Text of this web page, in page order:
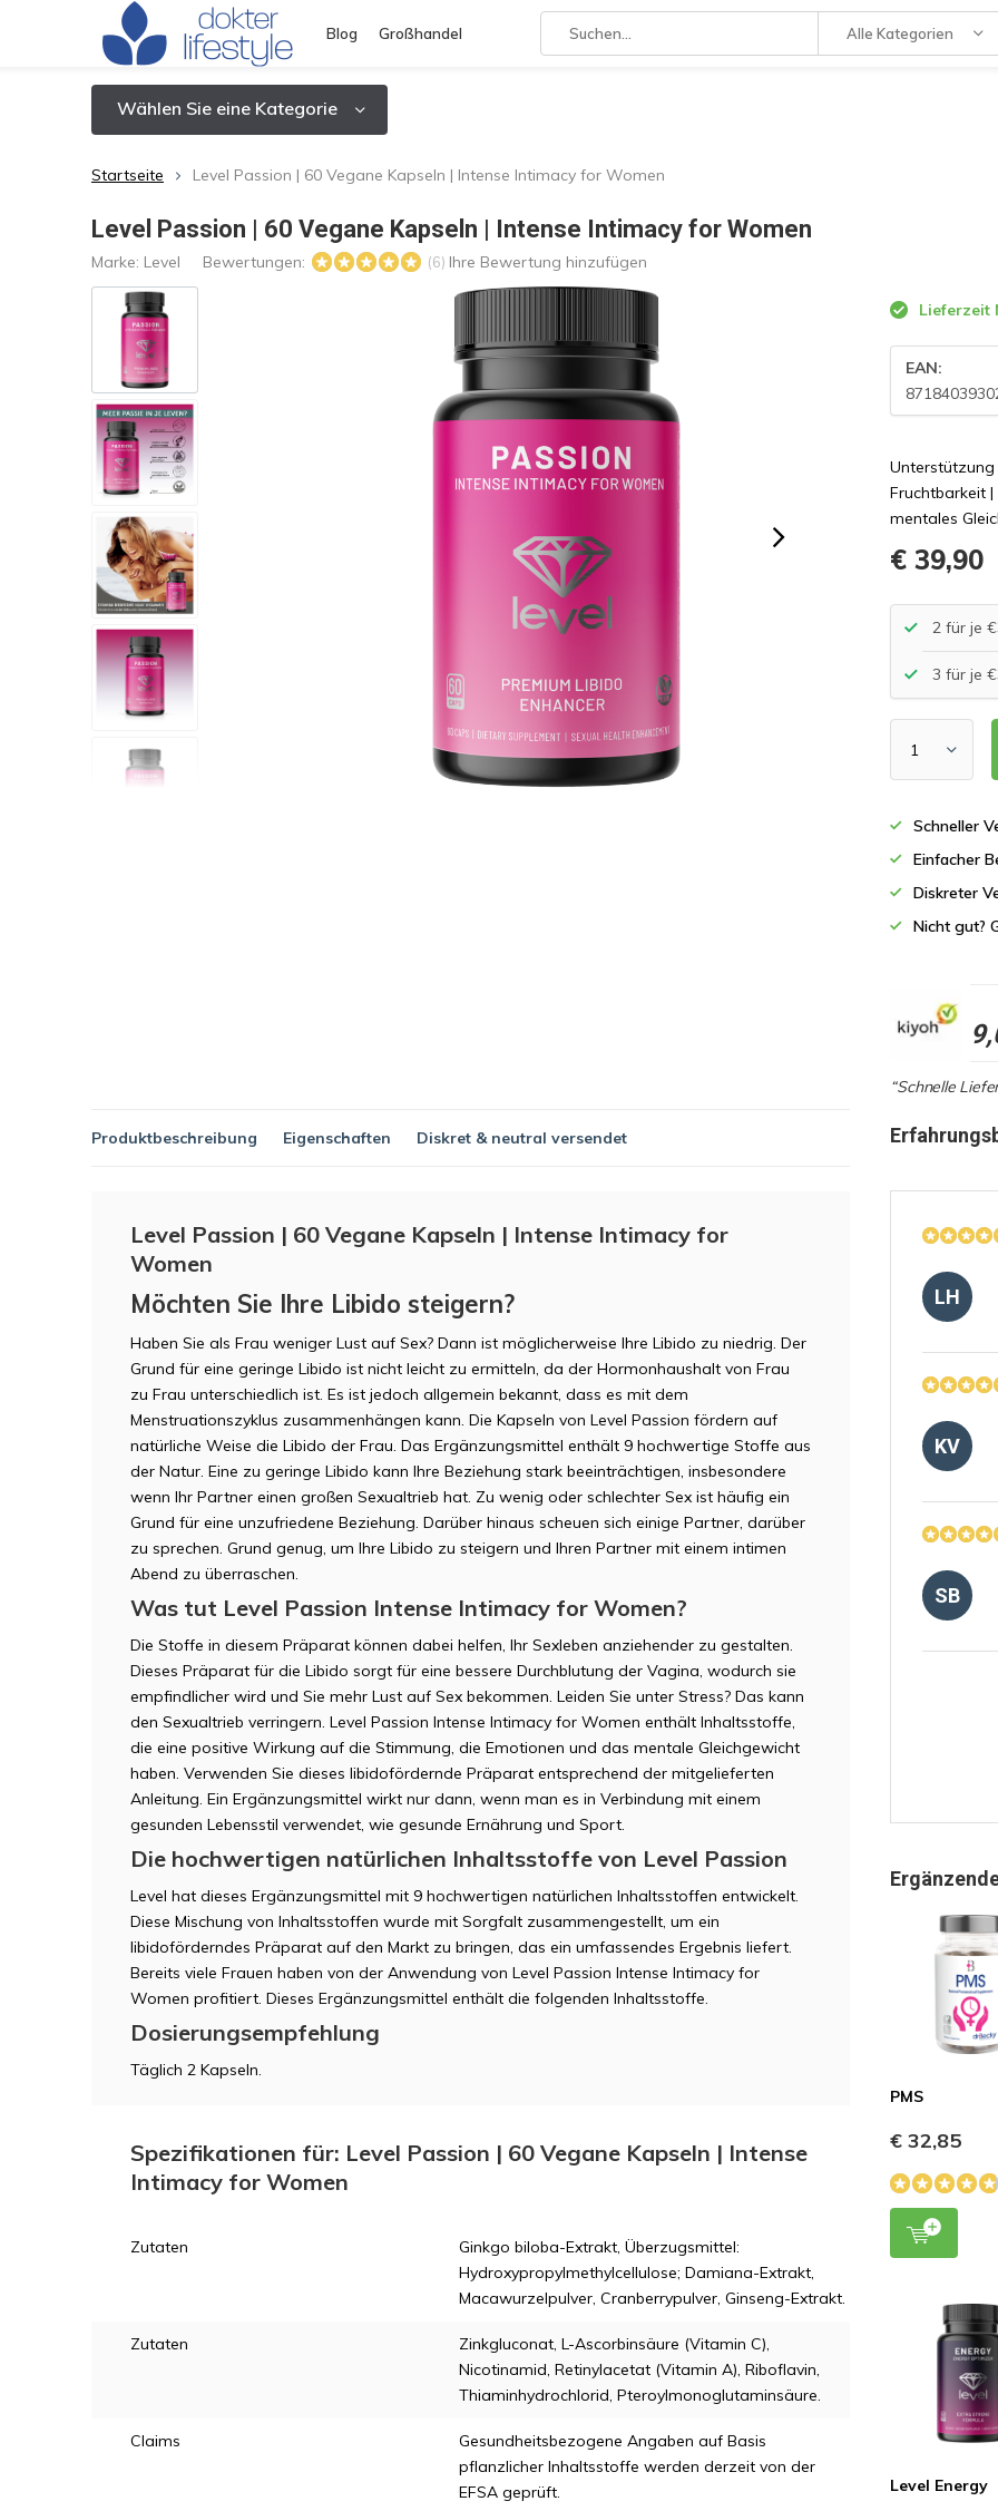
Blog Großhandel Alle Kategorien
Wählen Sie eine Kategorie
Startseite Level Passion | 60 Vegane Kapseln | Intense Intimacy for Women
Level Passion | 60 Vegane Kapseln | Intense Intimacy for Women
Marke: Level Bewertungen: (6) Ihre Bewertung hinzufügen
Lieferzeit
EAN:
Fruchtbarkeit
mentales
€ 39,90
2 für je
3 für je
Schneller
Einfacher
Diskreter
Nicht gut?
“Schnelle
Produktbeschreibung Eigenschaften Diskret & neutral versendet
Level Passion | 60 Vegane Kapseln | Intense Intimacy for
Women
Möchten Sie Ihre Libido steigern?
Haben Sie als Frau weniger Lust auf Sex? Dann ist möglicherweise Ihre Libido zu niedrig. Der
Grund für eine geringe Libido ist nicht leicht zu ermitteln, da der Hormonhaushalt von Frau
zu Frau unterschiedlich ist. Es ist jedoch allgemein bekannt, dass es mit dem
Menstruationszyklus zusammenhängen kann. Die Kapseln von Level Passion fördern auf
natürliche Weise die Libido der Frau. Das Ergänzungsmittel enthält 9 hochwertige Stoffe aus
der Natur. Eine zu geringe Libido kann Ihre Beziehung stark beeinträchtigen, insbesondere
wenn Ihr Partner einen großen Sexualtrieb hat. Zu wenig oder schlechter Sex ist häufig ein
Grund für eine unzufriedene Beziehung. Darüber hinaus scheuen sich einige Partner, darüber
zu sprechen. Grund genug, um Ihre Libido zu steigern und Ihren Partner mit einem intimen
Abend zu überraschen.
Was tut Level Passion Intense Intimacy for Women?
Die Stoffe in diesem Präparat können dabei helfen, Ihr Sexleben anziehender zu gestalten.
Dieses Präparat für die Libido sorgt für eine bessere Durchblutung der Vagina, wodurch sie
empfindlicher wird und Sie mehr Lust auf Sex bekommen. Leiden Sie unter Stress? Das kann
den Sexualtrieb verringern. Level Passion Intense Intimacy for Women enthält Inhaltsstoffe,
die eine positive Wirkung auf die Stimmung, die Emotionen und das mentale Gleichgewicht
haben. Verwenden Sie dieses libidofördernde Präparat entsprechend der mitgelieferten
Anleitung. Ein Ergänzungsmittel wirkt nur dann, wenn man es in Verbindung mit einem
gesunden Lebensstil verwendet, wie gesunde Ernährung und Sport.
Die hochwertigen natürlichen Inhaltsstoffe von Level Passion
Level hat dieses Ergänzungsmittel mit 9 hochwertigen natürlichen Inhaltsstoffen entwickelt.
Diese Mischung von Inhaltsstoffen wurde mit Sorgfalt zusammengestellt, um ein
libidoförderndes Präparat auf den Markt zu bringen, das ein umfassendes Ergebnis liefert.
Bereits viele Frauen haben von der Anwendung von Level Passion Intense Intimacy for
Women profitiert. Dieses Ergänzungsmittel enthält die folgenden Inhaltsstoffe.
Dosierungsempfehlung
Täglich 2 Kapseln.
Spezifikationen für: Level Passion | 60 Vegane Kapseln | Intense
Intimacy for Women
Zutaten
Ginkgo biloba-Extrakt, Überzugsmittel:
Hydroxypropylmethylcellulose; Damiana-Extrakt,
Macawurzelpulver, Cranberrypulver, Ginseng-Extrakt.
Zutaten
Zinkgluconat, L-Ascorbinsäure (Vitamin C),
Nicotinamid, Retinylacetat (Vitamin A), Riboflavin,
Thiaminhydrochlorid, Pteroylmonoglutaminsäure.
Claims
Gesundheitsbezogene Angaben auf Basis
pflanzlicher Inhaltsstoffe werden derzeit von der
EFSA geprüft.
LH
KV
SB
S.
MV
PMS
€ 32,85
Level Energy